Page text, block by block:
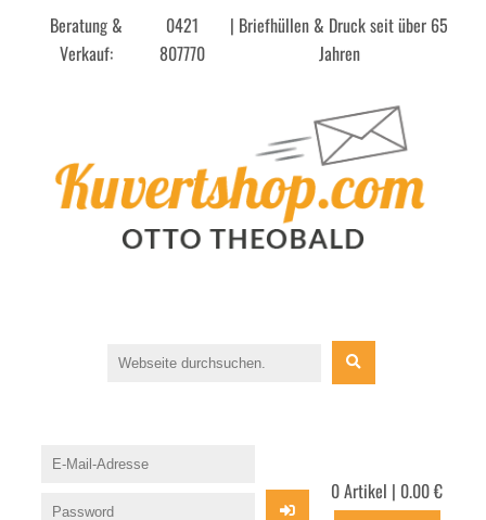
Beratung &
Verkauf:
0421
807770
| Briefhüllen & Druck seit über 65
Jahren
0 Artikel | 0.00 €